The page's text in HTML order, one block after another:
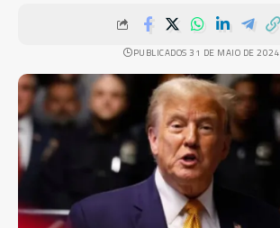
PUBLICADOS 31 DE MAIO DE 2024